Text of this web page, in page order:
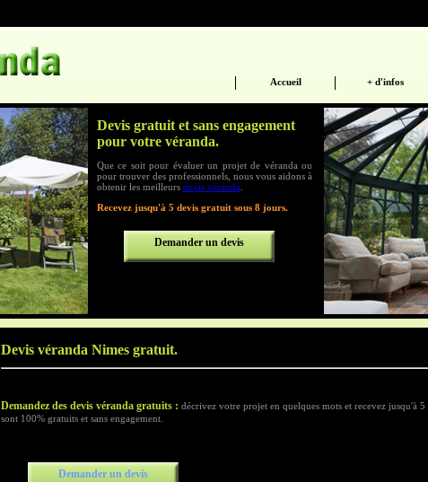
+ d'infos
Accueil
Devis gratuit et sans engagement
pour votre véranda.
Que ce soit pour évaluer un projet de véranda ou
pour trouver des professionnels, nous vous aidons à
obtenir les meilleurs devis véranda
Recevez jusqu'à 5 devis gratuit sous 8 jours.
Demander un devis
Devis véranda Nimes gratuit.
Demandez des devis véranda gratuits : décrivez votre projet en quelques mots et recevez jusqu'à
sont 100% gratuits et sans engagement.
Demander un devis